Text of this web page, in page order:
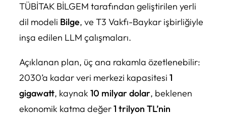
TÜBİTAK BİLGEM tarafından geliştirilen yerli
dil modeli Bilge, ve T3 Vakfı-Baykar işbirliğiyle
inşa edilen LLM çalışmaları.
Açıklanan plan, üç ana rakamla özetlenebilir:
2030’a kadar veri merkezi kapasitesi 1
gigawatt, kaynak 10 milyar dolar, beklenen
ekonomik katma değer1 trilyon TL’nin